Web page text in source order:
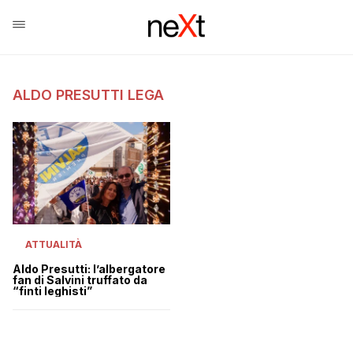
ALDO PRESUTTI LEGA
ATTUALITÀ
Aldo Presutti: l’albergatore
fan di Salvini truffato da
“finti leghisti”